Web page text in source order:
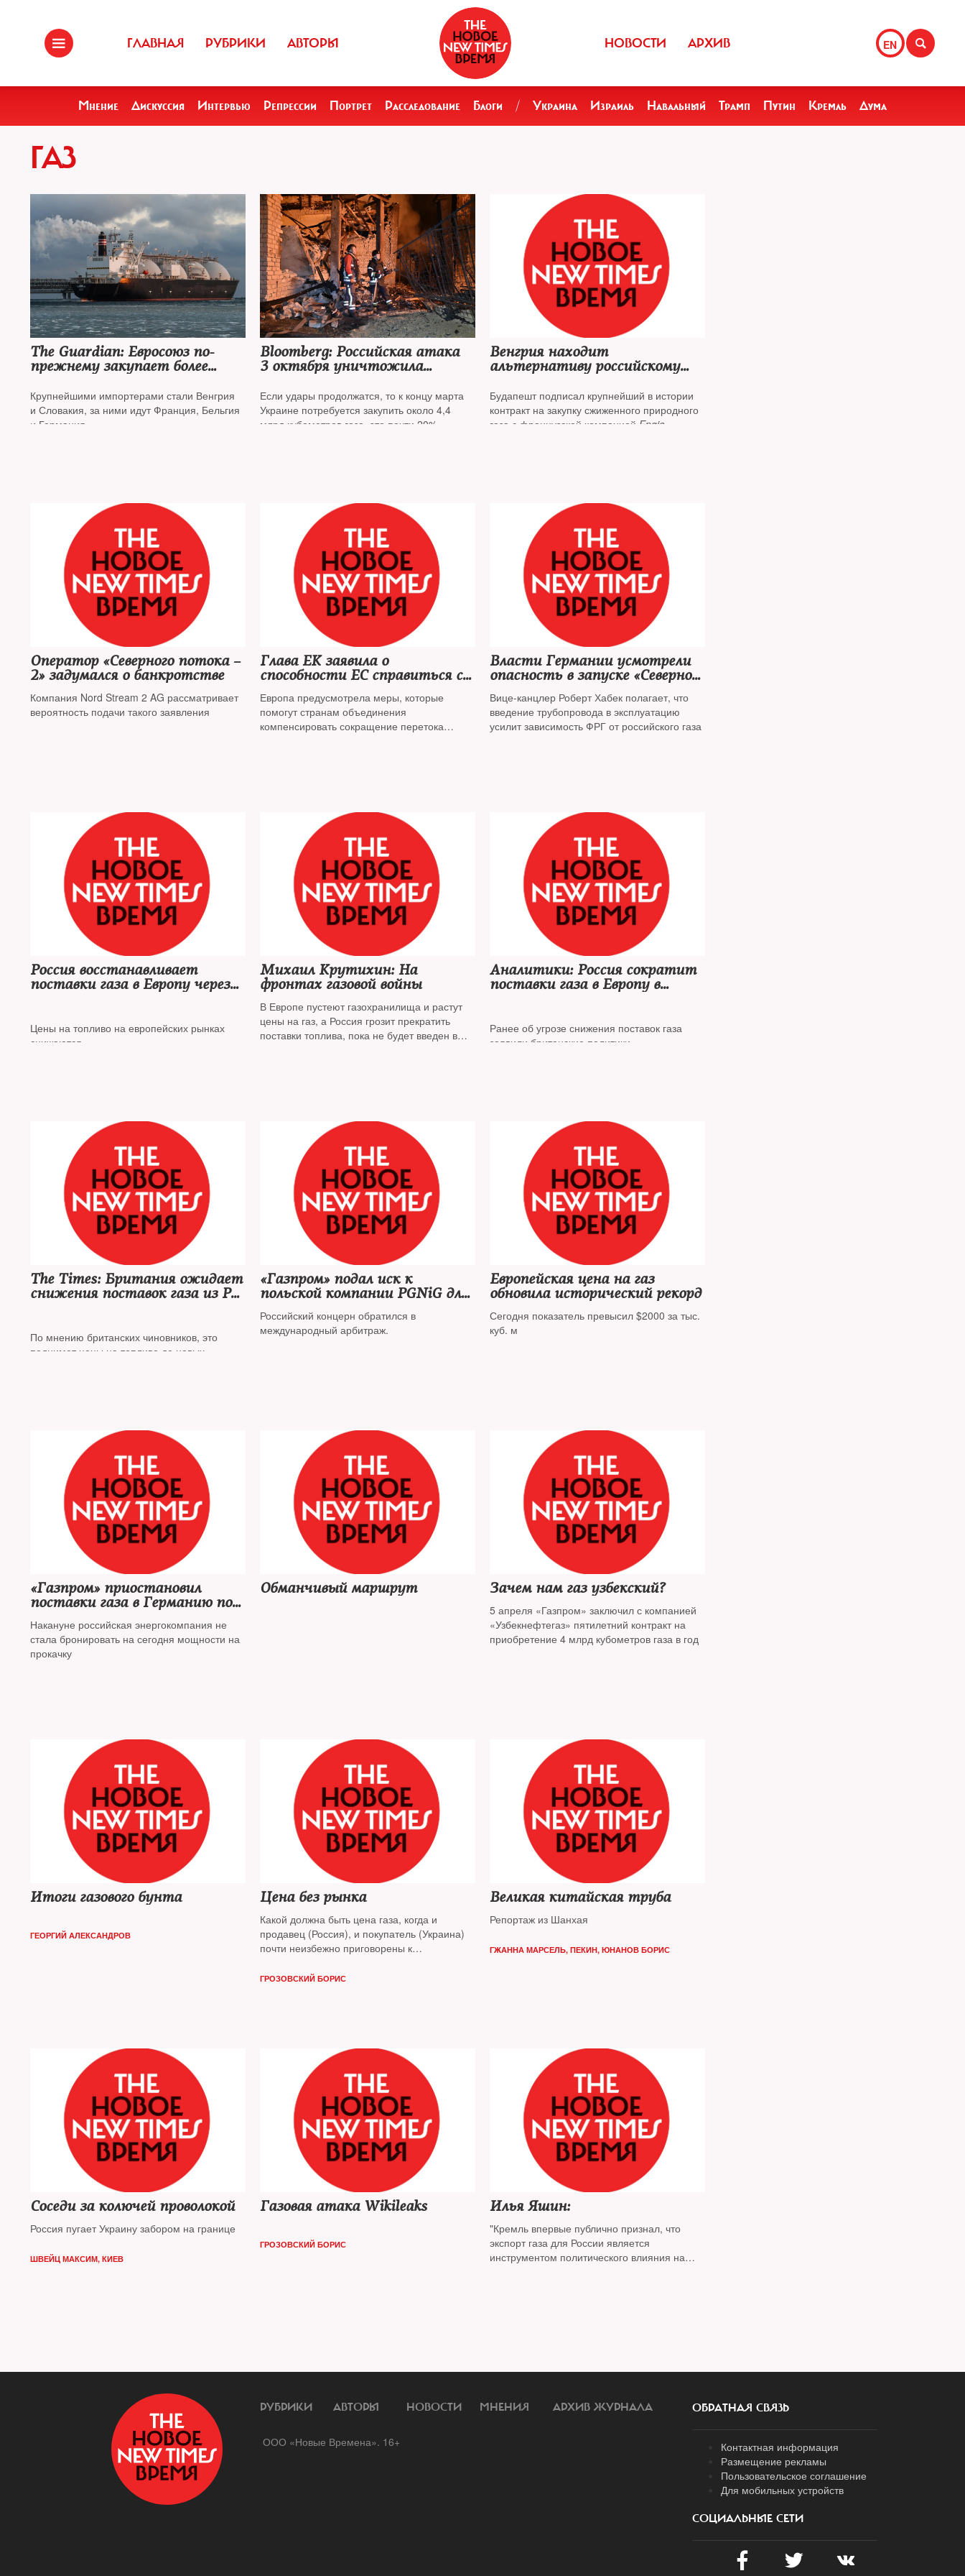
ГЛАВНАЯ РУБРИКИ АВТОРЫ EN
НОВОСТИ АРХИВ
Мнение Дискуссия Интервью Репрессии Портрет Расследование Блоги / Украина Израиль Навальный Трамп Путин Кремль Дума
ГАЗ
The Guardian: Евросоюз по-
прежнему закупает более
из России, на ЕС также
приходится половина всего
российского СПГ
Крупнейшими импортерами стали Венгрия
и Словакия, за ними идут Франция, Бельгия
и Германия
Bloomberg: Российская атака
3 октября уничтожила
производства Украины
Если удары продолжатся, то к концу марта
Украине потребуется закупить около 4,4
млрд кубометров газа, это почти 20%
Венгрия находит
альтернативу российскому
Будапешт подписал крупнейший в истории
контракт на закупку сжиженного природного
газа с французской компанией Engie
Оператор «Северного потока –
2» задумался о банкротстве
Компания Nord Stream 2 AG рассматривает
вероятность подачи такого заявления
Глава ЕК заявила о
способности ЕС справиться с
возможным сокращением
поставок газа из РФ
Европа предусмотрела меры, которые
помогут странам объединения
компенсировать сокращение перетока
Власти Германии усмотрели
опасность в запуске «Северного
потока – 2»
Вице-канцлер Роберт Хабек полагает, что
введение трубопровода в эксплуатацию
усилит зависимость ФРГ от российского газа
Россия восстанавливает
поставки газа в Европу через
Цены на топливо на европейских рынках
снижаются
Михаил Крутихин: На
фронтах газовой войны
В Европе пустеют газохранилища и растут
цены на газ, а Россия грозит прекратить
поставки топлива, пока не будет введен в
нефтегазовому рынку Михаил Крутихин
Аналитики: Россия сократит
поставки газа в Европу в
Ранее об угрозе снижения поставок газа
заявили британские политики
The Times: Британия ожидает
снижения поставок газа из РФ
По мнению британских чиновников, это
поднимет цены на топливо до новых
«Газпром» подал иск к
польской компании PGNiG для
пересмотра цены по
контракту
Российский концерн обратился в
международный арбитраж.
Европейская цена на газ
обновила исторический рекорд
Сегодня показатель превысил $2000 за тыс.
куб. м
«Газпром» приостановил
поставки газа в Германию по
трубопроводу «Ямал —
Европа»
Накануне российская энергокомпания не
стала бронировать на сегодня мощности на
прокачку
Обманчивый маршрут Зачем нам газ узбекский?
5 апреля «Газпром» заключил с компанией
«Узбекнефтегаз» пятилетний контракт на
приобретение 4 млрд кубометров газа в год
Итоги газового бунта
ГЕОРГИЙ АЛЕКСАНДРОВ
Цена без рынка
Какой должна быть цена газа, когда и
продавец (Россия), и покупатель (Украина)
почти неизбежно приговорены к
избежать
ГРОЗОВСКИЙ БОРИС
Великая китайская труба
Репортаж из Шанхая
ГЖАННА МАРСЕЛЬ, ПЕКИН, ЮНАНОВ БОРИС
Соседи за колючей проволокой
Россия пугает Украину забором на границе
ШВЕЙЦ МАКСИМ, КИЕВ
Газовая атака Wikileaks
ГРОЗОВСКИЙ БОРИС
Илья Яшин:
"Кремль впервые публично признал, что
экспорт газа для России является
инструментом политического влияния на
РУБРИКИ АВТОРЫ НОВОСТИ МНЕНИЯ АРХИВ ЖУРНАЛА
ООО «Новые Времена». 16+
ОБРАТНАЯ СВЯЗЬ
Контактная информация
Размещение рекламы
Пользовательское соглашение
Для мобильных устройств
СОЦИАЛЬНЫЕ СЕТИ